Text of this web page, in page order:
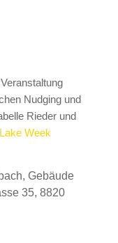
Nudging und
Rieder und
Week
Gebäude
35, 8820